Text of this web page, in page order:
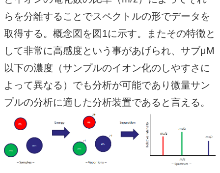
らを分離することでスペクトルの形でデータを
取得する。概念図を図1に示す。またその特徴と
して非常に高感度という事があげられ、サブμM
以下の濃度（サンプルのイオン化のしやすさに
よって異なる）でも分析が可能であり微量サン
プルの分析に適した分析装置であると言える。